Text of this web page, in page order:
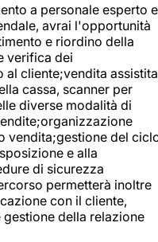
a personale esperto e
avrai l'opportunità
e riordino della
verifica dei
al cliente;vendita assistita
cassa, scanner per
diverse modalità di
vendita;gestione del
e alla
di sicurezza
permetterà inoltre
con il cliente,
della relazione